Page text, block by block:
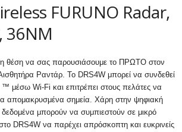
FURUNO Radar,
36NM
θέση να σας παρουσιάσουμε το ΠΡΩΤΟ στον
Ραντάρ. Το DRS4W μπορεί να συνδεθεί
μέσω Wi-Fi και επιτρέπει στους πελάτες να
απομακρυσμένα σημεία. Χάρη στην ψηφιακή
μπορούν να συμπιεστούν σε μικρό
DRS4W να παρέχει απρόσκοπτη και ευκρινείς